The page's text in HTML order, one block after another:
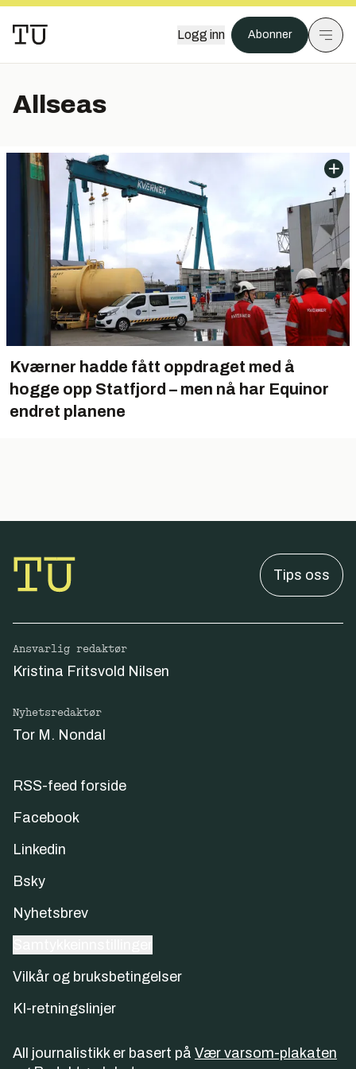
Logg inn Abonner
Allseas
Kværner hadde fått oppdraget med å
hogge opp Statfjord – men nå har Equinor
endret planene
Tips oss
Ansvarlig redaktør
Kristina Fritsvold Nilsen
Nyhetsredaktør
Tor M. Nondal
RSS-feed forside
Facebook
Linkedin
Bsky
Nyhetsbrev
Vilkår og bruksbetingelser
KI-retningslinjer
All journalistikk er basert på Vær varsom-plakaten